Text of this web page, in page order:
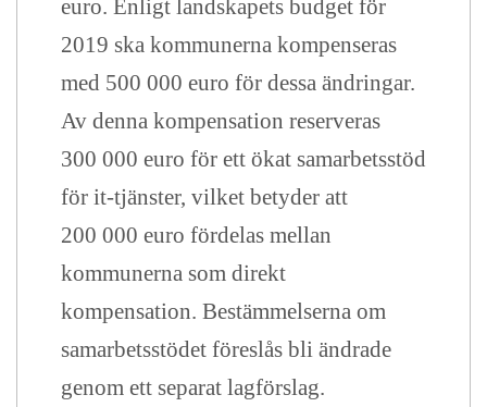
euro. Enligt landskapets budget för
2019 ska kommunerna kompenseras
med 500 000 euro för dessa ändringar.
Av denna kompensation reserveras
300 000 euro för ett ökat samarbetsstöd
för it-tjänster, vilket betyder att
200 000 euro fördelas mellan
kommunerna som direkt
kompensation. Bestämmelserna om
samarbetsstödet föreslås bli ändrade
genom ett separat lagförslag.